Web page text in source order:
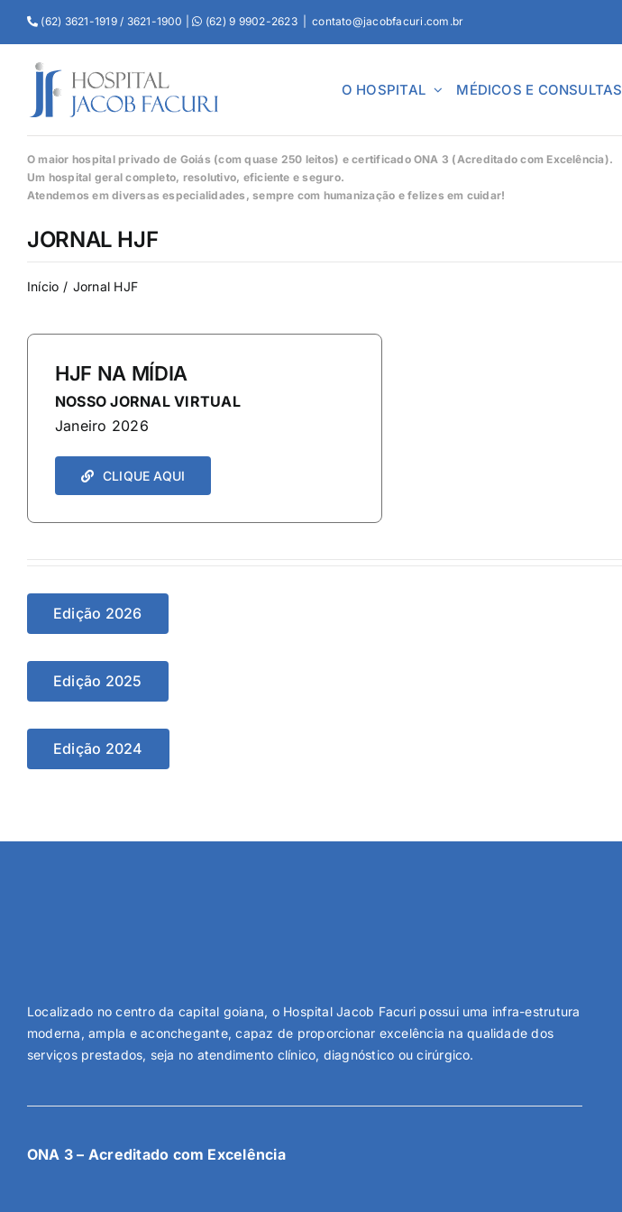
(62) 3621-1919 / 3621-1900 | (62) 9 9902-2623 contato@jacobfacuri.com.br
O HOSPITAL MÉDICOS E CONSULTAS
O maior hospital privado de Goiás (com quase 250 leitos) e certificado ONA 3 (Acreditado com Excelência).
Um hospital geral completo, resolutivo, eficiente e seguro.
Atendemos em diversas especialidades, sempre com humanização e felizes em cuidar!
JORNAL HJF
Início Jornal HJF
HJF NA MÍDIA
NOSSO JORNAL VIRTUAL
Janeiro 2026
CLIQUE AQUI
Edição 2026
Edição 2025
Edição 2024
Localizado no centro da capital goiana, o Hospital Jacob Facuri possui uma infra-estrutura
moderna, ampla e aconchegante, capaz de proporcionar excelência na qualidade dos
serviços prestados, seja no atendimento clínico, diagnóstico ou cirúrgico.
ONA 3 – Acreditado com Excelência